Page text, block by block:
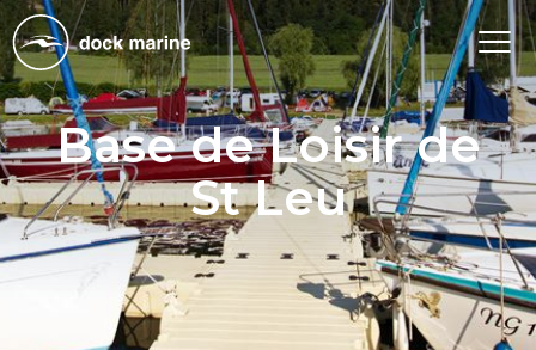
Base de Loisir de
St Leu